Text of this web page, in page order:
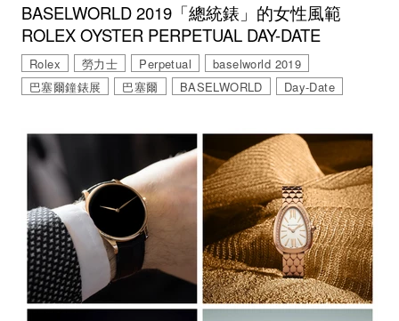
BASELWORLD 2019「總統錶」的女性風範
ROLEX OYSTER PERPETUAL DAY-DATE
Rolex 勞力士 Perpetual
baselworld 2019
巴塞爾鐘錶展
巴塞爾 BASELWORLD Day-Date